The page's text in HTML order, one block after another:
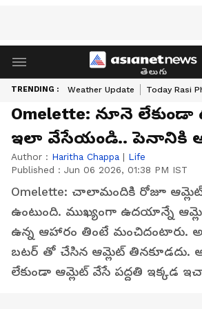
తెలుగు
TRENDING : Weather Update Today Rasi
Omelette: నూనె లేకుండా
ఇలా వేసేయండి.. పెనానికి
Author : Haritha Chappa | Life
Published : Jun 06 2026, 01:38 PM IST
Omelette: చాలామందికి రోజూ
ఉంటుంది. ముఖ్యంగా ఉదయాన్నే
ఉన్న ఆహారం తింటే మంచిదంటారు.
బటర్ తో చేసిన ఆమ్లెట్ తినకూడదు.
లేకుండా ఆమ్లెట్ వేసే పద్దతి ఇక్కడ